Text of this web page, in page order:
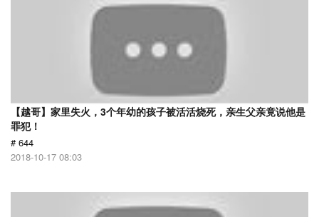
【越哥】家里失火，3个年幼的孩子被活活烧死，亲生父亲竟说他是
罪犯！
# 644
2018-10-17 08:03